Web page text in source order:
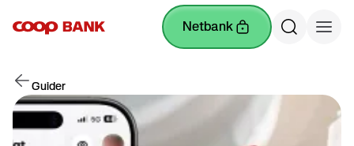
netbank
Guider